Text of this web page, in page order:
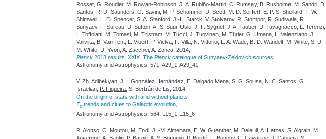
Rosset, G. Roudier, M. Rowan-Robinson, J. A. Rubiño-Martin, C. Rumsey, B. Rusholme, M. Sandri, D.
Santos, R. D. Saunders, G. Savini, M. P. Schammel, D. Scott, M. D. Seiffert, E. P. S. Shellard, T. W.
Shimwell, L. D. Spencer, S. A. Stanford, J.-L. Starck, V. Stolyarov, R. Stompor, R. Sudiwala, R.
Sunyaev, F. Sureau, D. Sutton, A.-S. Suur-Uski, J.-F. Sygnet, J. A. Tauber, D. Tavagnacco, L. Terenzi,
L. Toffolatti, M. Tomasi, M. Tristram, M. Tucci, J. Tuovinen, M. Türler, G. Umana, L. Valenziano, J.
Valiviita, B. Van Tent, L. Vibert, P. Vielva, F. Villa, N. Vittorio, L. A. Wade, B. D. Wandelt, M. White, S. D.
M. White, D. Yvon, A. Zacchei, A. Zonca, 2014,
Planck 2013 results. XXIX. The Planck catalogue of Sunyaev-Zeldovich sources
Astronomy and Astrophysics, 571, A29_1-A29_41
V. Zh. Adibekyan , J. I. González Hernández, E. Delgado Mena S. G. Sousa N. C. Santos , G.
Israelian, P. Figueira , S. Bertrán de Lis, 2014,
On the origin of stars with and without planets
Tc trends and clues to Galactic evolution
Astronomy and Astrophysics, 564, L15_1-L15_6
R. Alonso, C. Moutou, M. Endl, J. -M. Almenara, E. W. Guenther, M. Deleuil, A. Hatzes, S. Aigrain, M.